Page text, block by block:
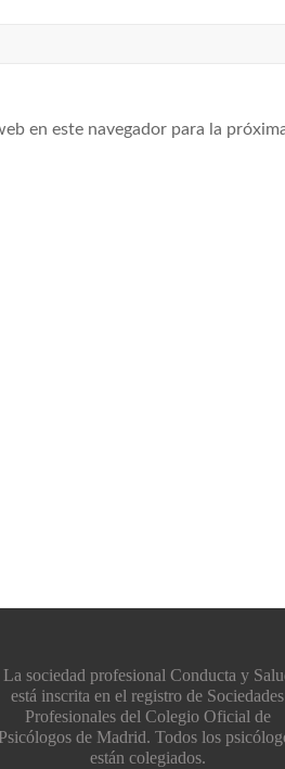
en este navegador para la
La sociedad profesional Conducta y
está inscrita en el registro de Sociedades
Profesionales del Colegio Oficial de
Psicólogos de Madrid. Todos los
están colegiados.